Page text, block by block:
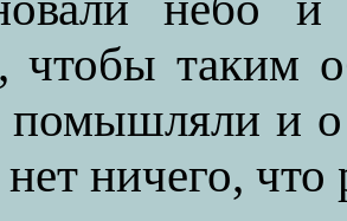
чтобы таким
помышляли и
ничего, что